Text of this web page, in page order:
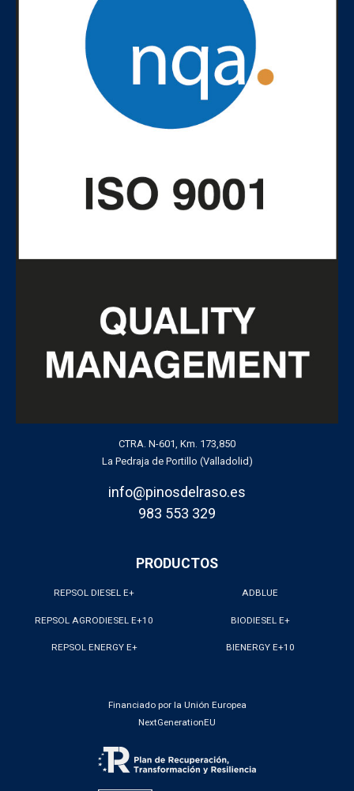
CTRA. N-601, Km. 173,850
La Pedraja de Portillo (Valladolid)
info@pinosdelraso.es
983 553 329
PRODUCTOS
REPSOL DIESEL E+
REPSOL AGRODIESEL E+10
REPSOL ENERGY E+
ADBLUE
BIODIESEL E+
BIENERGY E+10
Financiado por la Unión Europea
NextGenerationEU